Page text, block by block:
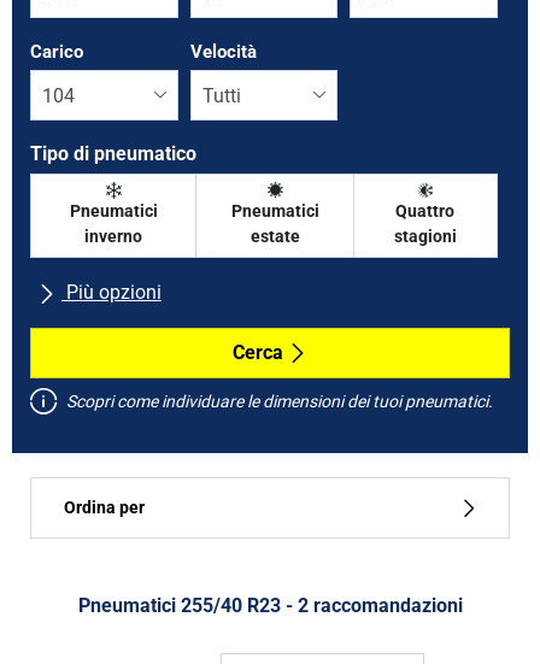
Carico Velocità
Tipo di pneumatico
Pneumatici
inverno
Pneumatici
estate
Quattro
stagioni
Più opzioni
Tutte le marche
Tipo di vettura
Run flat
Cerca
Scopri come individuare le dimensioni dei tuoi pneumatici.
Ordina per
Tipo di pneumatico
Pneumatici ‎255/40 R23 - 2 raccomandazioni